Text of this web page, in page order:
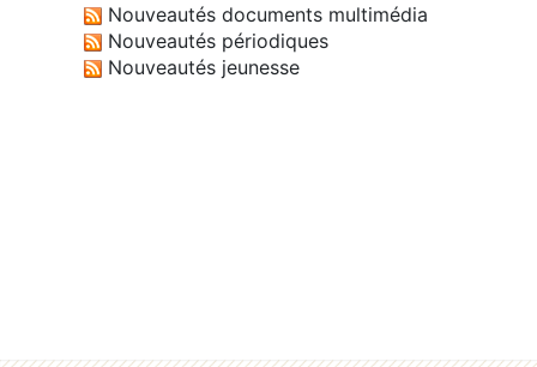
Nouveautés documents multimédia
Nouveautés périodiques
Nouveautés jeunesse